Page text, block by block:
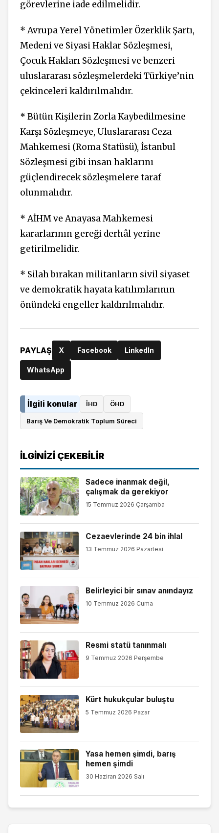
görevlerine iade edilmelidir.
* Avrupa Yerel Yönetimler Özerklik Şartı,
Medeni ve Siyasi Haklar Sözleşmesi,
Çocuk Hakları Sözleşmesi ve benzeri
uluslararası sözleşmelerdeki Türkiye’nin
çekinceleri kaldırılmalıdır.
* Bütün Kişilerin Zorla Kaybedilmesine
Karşı Sözleşmeye, Uluslararası Ceza
Mahkemesi (Roma Statüsü), İstanbul
Sözleşmesi gibi insan haklarını
güçlendirecek sözleşmelere taraf
olunmalıdır.
* AİHM ve Anayasa Mahkemesi
kararlarının gereği derhâl yerine
getirilmelidir.
* Silah bırakan militanların sivil siyaset
ve demokratik hayata katılımlarının
önündeki engeller kaldırılmalıdır.
PAYLAŞ X Facebook LinkedIn
WhatsApp
İlgili konular İHD ÖHD
Barış Ve Demokratik Toplum Süreci
İLGINIZI ÇEKEBILIR
Sadece inanmak değil,
çalışmak da gerekiyor
15 Temmuz 2026 Çarşamba
Cezaevlerinde 24 bin ihlal
13 Temmuz 2026 Pazartesi
Belirleyici bir sınav anındayız
10 Temmuz 2026 Cuma
Resmi statü tanınmalı
9 Temmuz 2026 Perşembe
Kürt hukukçular buluştu
5 Temmuz 2026 Pazar
Yasa hemen şimdi, barış
hemen şimdi
30 Haziran 2026 Salı